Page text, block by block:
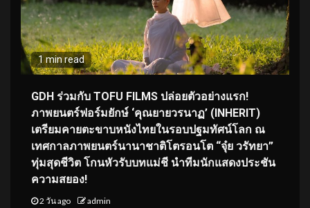
1 min read
GDH ร่วมกับ TOFU FILMS ปล่อยตัวอย่างแรก!
ภาพยนตร์ฟอร์มยักษ์ ‘คุณยายวรนาฏ’ (INHERIT)
เตรียมคายตะขาบหนังไทยในรอบปฐมทัศน์โลก ณ
เทศกาลภาพยนตร์นานาชาติโตรอนโต “จุ๋ย วรัทยา”
ทุ่มสุดชีวิต โกนหัวรับบทแม่ชี นำทีมนักแสดงประชัน
ความสยอง!
2 วัน ago admin